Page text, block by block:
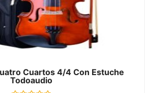
Cuartos 4/4 Con Estuche
Todoaudio